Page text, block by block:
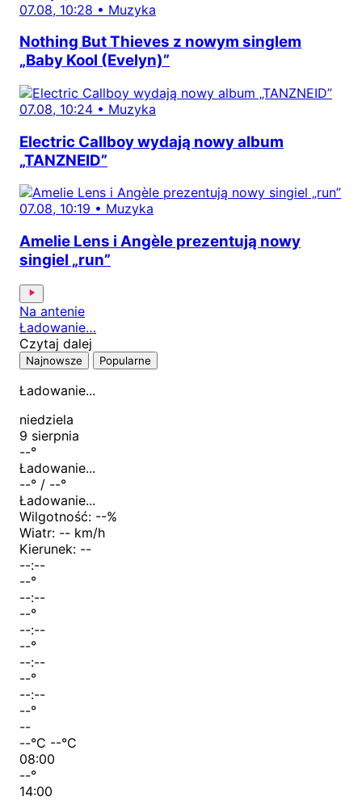
07.08, 10:28 • Muzyka
Nothing But Thieves z nowym singlem
„Baby Kool (Evelyn)”
07.08, 10:24 • Muzyka
Electric Callboy wydają nowy album
„TANZNEID”
07.08, 10:19 • Muzyka
Amelie Lens i Angèle prezentują nowy
singiel „run”
Na antenie
Ładowanie…
Czytaj dalej
Najnowsze Popularne
Ładowanie...
niedziela
9 sierpnia
--°
Ładowanie...
--° / --°
Ładowanie...
Wilgotność: --%
Wiatr: -- km/h
Kierunek: --
--:--
--°
--:--
--°
--:--
--°
--:--
--°
--:--
--°
--
--°C --°C
08:00
--°
14:00